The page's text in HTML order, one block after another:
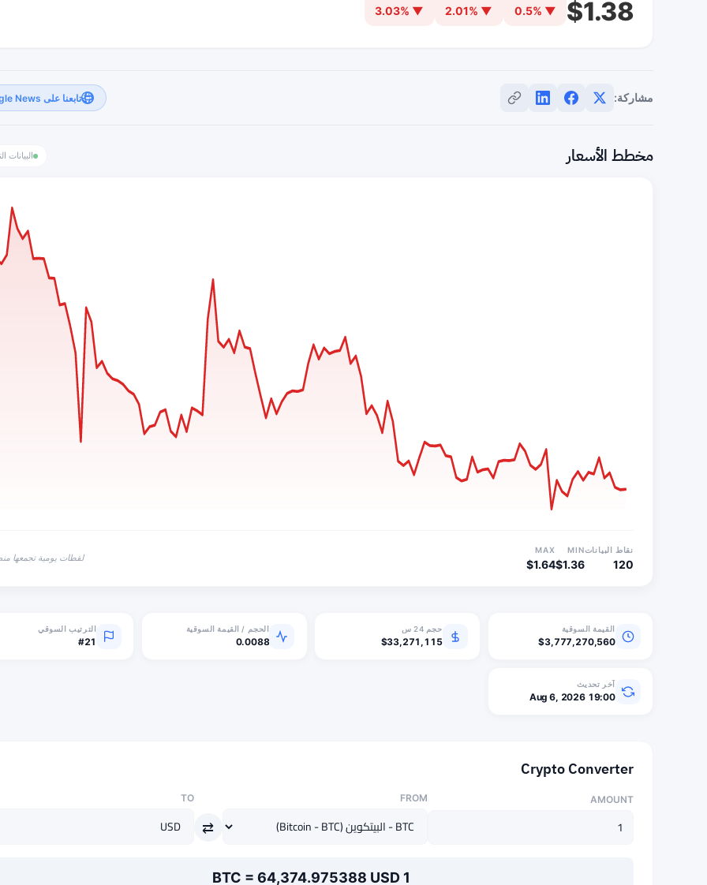
$1.38
▼ 0.5%
▼ 2.01%
▼ 3.03%
مشاركة: تابعنا على Google News
مخطط الأسعار البيانات
نقاط البيانات
120
MIN
$1.36
MAX
$1.64 لقطات يومية تجمعها
القيمة السوقية
$3,777,270,560
حجم 24 س
$33,271,115
الحجم / القيمة السوقية
0.0088
الترتيب السوقي
#21
آخر تحديث
Aug 6, 2026 19:00
Crypto Converter
AMOUNT
FROM
⇄
TO
1 BTC = 64,374.975388 USD